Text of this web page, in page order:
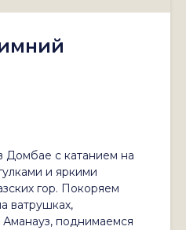
с катанием на
и яркими
гор. Покоряем
ватрушках,
поднимаемся